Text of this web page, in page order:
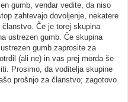
gumb, vendar vedite, da niso
zahtevajo dovoljenje, nekatere
Če je torej skupina
ustrezen gumb. Če skupina
gumb zaprosite za
(ali ne) in vas prej morda še
Prosimo, da voditelja skupine
prošnjo za članstvo; zagotovo